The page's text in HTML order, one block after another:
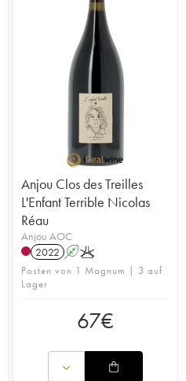
Anjou Clos des Treilles
L'Enfant Terrible Nicolas
Réau
Anjou AOC
2022 AK
Posten von 1 Magnum | 3 auf
Lager
67€